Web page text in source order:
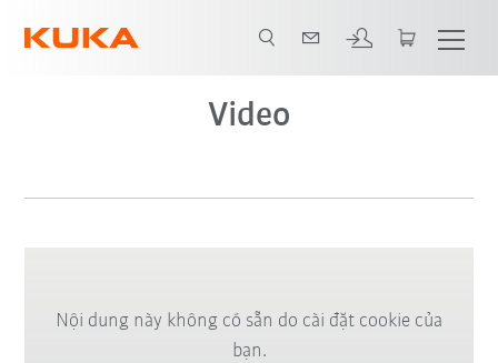
Video
Nội dung này không có sẵn do cài đặt cookie của
bạn.